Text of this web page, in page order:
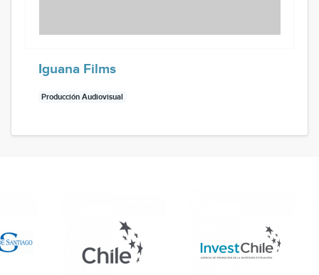
Iguana Films
Producción Audiovisual